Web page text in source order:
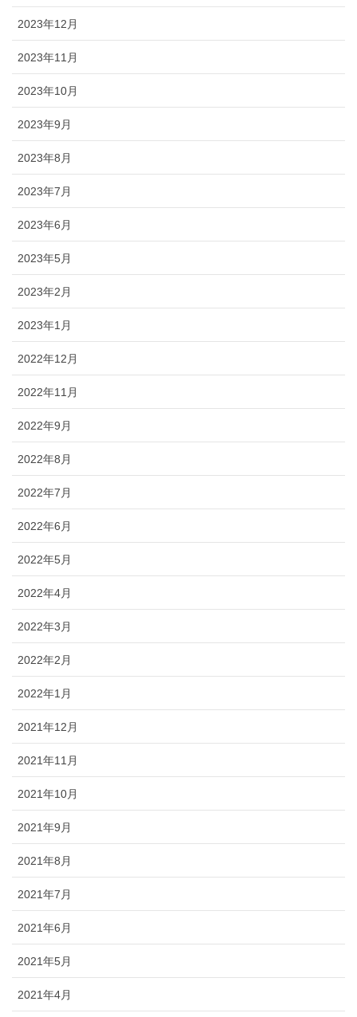
2023年12月
2023年11月
2023年10月
2023年9月
2023年8月
2023年7月
2023年6月
2023年5月
2023年2月
2023年1月
2022年12月
2022年11月
2022年9月
2022年8月
2022年7月
2022年6月
2022年5月
2022年4月
2022年3月
2022年2月
2022年1月
2021年12月
2021年11月
2021年10月
2021年9月
2021年8月
2021年7月
2021年6月
2021年5月
2021年4月